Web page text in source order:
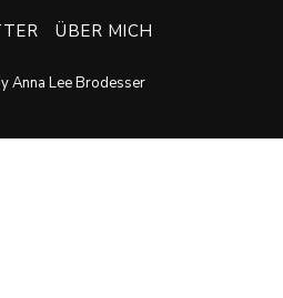
ÜBER MICH
Anna Lee Brodesser